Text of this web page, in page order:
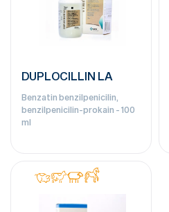
DUPLOCILLIN LA
Benzatin benzilpenicilin,
benzilpenicilin-prokain - 100
ml